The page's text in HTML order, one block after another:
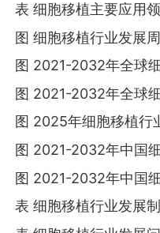
表 细胞移植主要应用
图 细胞移植行业发展
图 2021-2032年全球
图 2021-2032年全球
图 2025年细胞移植行
图 2021-2032年中国
图 2021-2032年中国
表 细胞移植行业发展